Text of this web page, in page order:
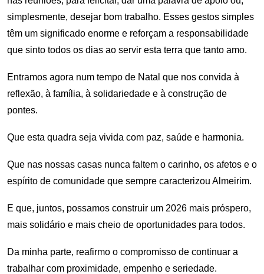
simplesmente, desejar bom trabalho. Esses gestos simples
têm um significado enorme e reforçam a responsabilidade
que sinto todos os dias ao servir esta terra que tanto amo.
Entramos agora num tempo de Natal que nos convida à
reflexão, à família, à solidariedade e à construção de
pontes.
Que esta quadra seja vivida com paz, saúde e harmonia.
Que nas nossas casas nunca faltem o carinho, os afetos e o
espírito de comunidade que sempre caracterizou Almeirim.
E que, juntos, possamos construir um 2026 mais próspero,
mais solidário e mais cheio de oportunidades para todos.
Da minha parte, reafirmo o compromisso de continuar a
trabalhar com proximidade, empenho e seriedade.